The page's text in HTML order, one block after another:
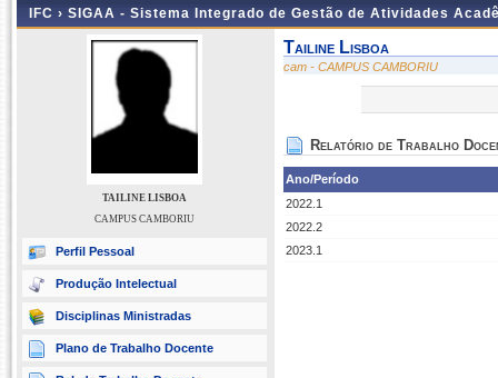
IFC › SIGAA - Sistema Integrado de Gestão de Atividades
TAILINE LISBOA
CAMPUS CAMBORIU
Perfil Pessoal
Produção Intelectual
Disciplinas Ministradas
Plano de Trabalho Docente
Tailine Lisboa
cam - CAMPUS CAMBORIU
Relatório de Trabalho
Ano/Período
2022.1
2022.2
2023.1